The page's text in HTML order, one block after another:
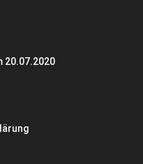
20.07.2020